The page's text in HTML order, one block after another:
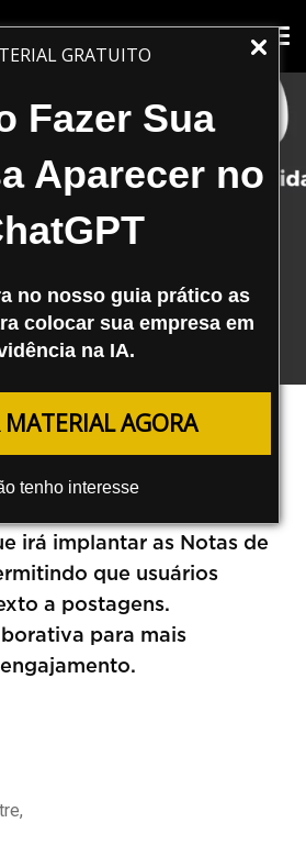
GRATUITO
Fazer Sua
Aparecer no
no nosso guia prático as
colocar sua empresa em
na IA.
MATERIAL AGORA
tenho interesse
da Meta:
irá implantar as Notas de
que usuários
a postagens.
para mais